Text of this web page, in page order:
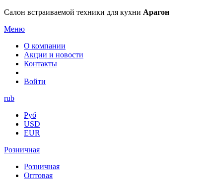
Салон встраиваемой техники для кухни Арагон
Меню
О компании
Акции и новости
Контакты
Войти
rub
Руб
USD
EUR
Розничная
Розничная
Оптовая